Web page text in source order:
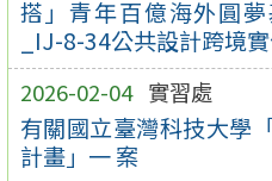
搭」青年百億海外圓
_IJ-8-34公共設計跨境
2026-02-04 實習處
有關國立臺灣科技大學
計畫」一 案